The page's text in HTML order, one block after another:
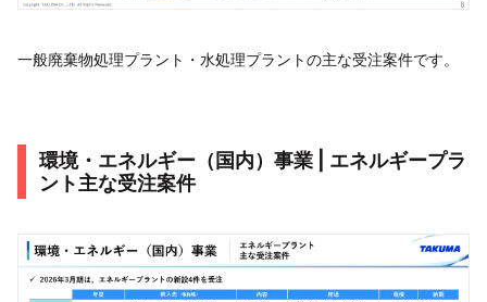
一般廃棄物処理プラント・水処理プラントの主な受注案件です。
環境・エネルギー（国内）事業 | エネルギープラ
ント主な受注案件